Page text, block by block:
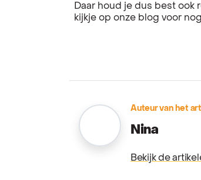
Daar houd je dus best ook
kijkje op onze blog voor
Auteur van het
Nina
Bekijk de